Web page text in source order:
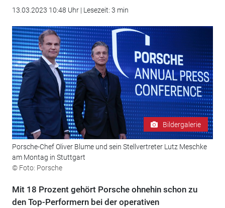
13.03.2023 10:48 Uhr | Lesezeit: 3 min
Bildergalerie
Porsche-Chef Oliver Blume und sein Stellvertreter Lutz Meschke
am Montag in Stuttgart
© Foto: Porsche
Mit 18 Prozent gehört Porsche ohnehin schon zu
den Top-Performern bei der operativen